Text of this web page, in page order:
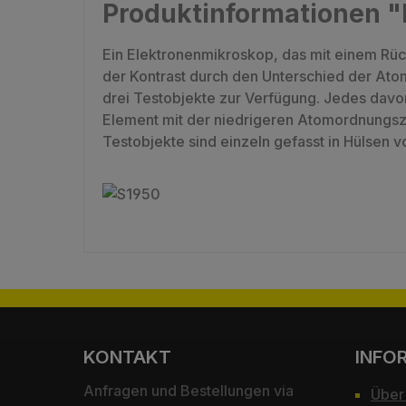
Produktinformationen
Ein Elektronenmikroskop, das mit einem
der Kontrast durch den Unterschied der
drei Testobjekte zur Verfügung. Jedes
Element mit der niedrigeren
Testobjekte sind einzeln gefasst in Hülsen
KONTAKT
Anfragen und Bestellungen via